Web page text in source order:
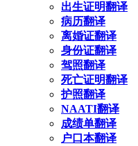
出生证明翻译
病历翻译
离婚证翻译
身份证翻译
驾照翻译
死亡证明翻译
护照翻译
NAATI翻译
成绩单翻译
户口本翻译